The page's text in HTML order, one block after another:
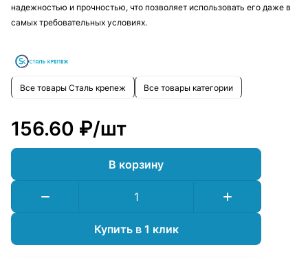
надежностью и прочностью, что позволяет использовать его даже в
самых требовательных условиях.
Все товары Сталь крепеж Все товары категории
156.60 ₽/шт
В корзину
Купить в 1 клик